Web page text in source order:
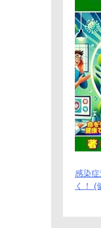
感染
く！ (